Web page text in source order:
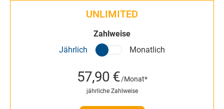
UNLIMITED
Zahlweise
Jährlich
Monatlich
57,90 €/Monat*
jährliche Zahlweise